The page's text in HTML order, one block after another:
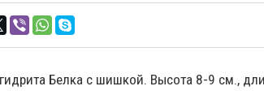
Белка с шишкой. Высота 8-9 см.,